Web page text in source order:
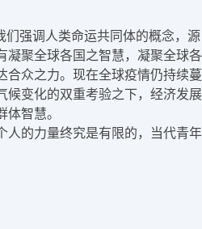
强调人类命运共同体的概念，源
凝聚全球各国之智慧，凝聚全球各
合众之力。现在全球疫情仍持续蔓
候变化的双重考验之下，经济发展
智慧。
人的力量终究是有限的，当代青年